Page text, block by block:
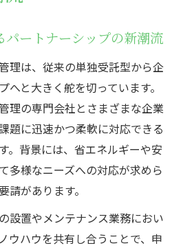
パートナーシップの新潮流
理は、従来の単独受託型から企
へと大きく舵を切っています。
理の専門会社とさまざまな企業
題に迅速かつ柔軟に対応できる
。背景には、省エネルギーや安
多様なニーズへの対応が求めら
請があります。
設置やメンテナンス業務におい
ウハウを共有し合うことで、申